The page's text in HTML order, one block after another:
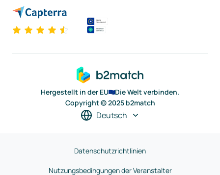
Hergestellt in der EU
Die Welt verbinden.
Copyright © 2025 b2match
Deutsch
Datenschutzrichtlinien
Nutzungsbedingungen der Veranstalter